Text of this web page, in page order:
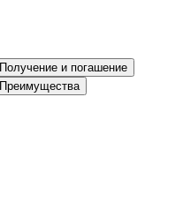
Получение и погашение
Преимущества